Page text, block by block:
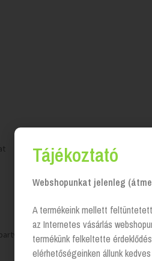
címkével rendelkező termékek
Tájékoztató
Webshopunkat jelenleg
A termékeink mellett
az Internetes vásárlás
termékünk felkeltette
elérhetőségeinken állunk